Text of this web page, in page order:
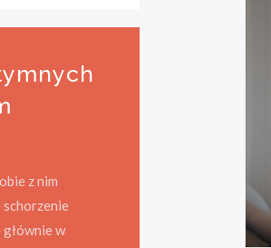
z nim
schorzenie
w